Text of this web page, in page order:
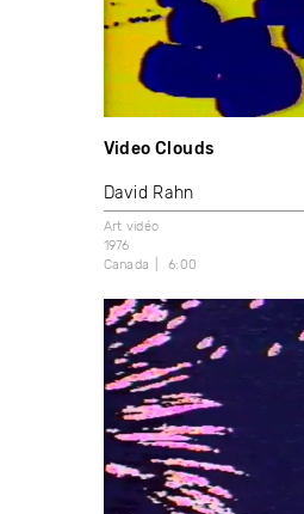
Video Clouds
David Rahn
Art vidéo
1976
Canada
6:00